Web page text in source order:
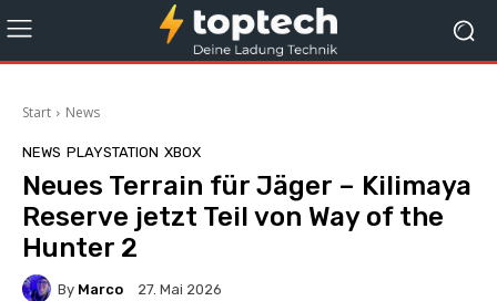
Start News
NEWS PLAYSTATION XBOX
Neues Terrain für Jäger – Kilimaya
Reserve jetzt Teil von Way of the
Hunter 2
By Marco 27. Mai 2026